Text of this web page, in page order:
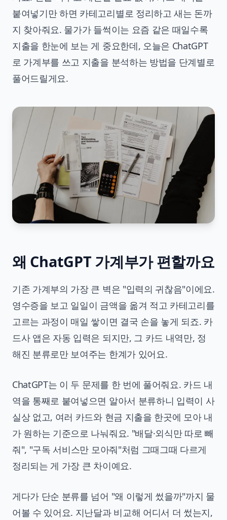
붙여넣기만 하면 카테고리별로 정리하고 새는 돈까
지 찾아줘요. 물가가 들썩이는 요즘 같은 때일수록
지출을 한눈에 보는 게 중요한데, 오늘은 ChatGPT
로 가계부를 쓰고 지출을 분석하는 방법을 단계별로
풀어드릴게요.
왜 ChatGPT 가계부가 편할까요
기존 가계부의 가장 큰 벽은 "입력의 귀찮음"이에요.
영수증을 보고 일일이 금액을 옮겨 적고 카테고리를
고르는 과정이 매일 쌓이면 결국 손을 놓게 되죠. 카
드사 앱은 자동 입력은 되지만, 그 카드 내역만, 정
해진 분류로만 보여주는 한계가 있어요.
ChatGPT는 이 두 문제를 한 번에 풀어줘요. 카드 내
역을 통째로 붙여넣으면 알아서 분류하니 입력이 사
실상 없고, 여러 카드와 현금 지출을 한곳에 모아 내
가 원하는 기준으로 나눠줘요. "배달·외식만 따로 빼
줘", "구독 서비스만 모아줘"처럼 그때그때 다르게
정리되는 게 가장 큰 차이예요.
게다가 단순 분류를 넘어 "왜 이렇게 썼을까"까지 물
어볼 수 있어요. 지난달과 비교해 어디서 더 썼는지,